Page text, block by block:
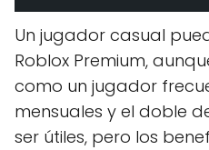
Un jugador casual
Roblox Premium,
como un jugador
mensuales y el doble
ser útiles, pero los